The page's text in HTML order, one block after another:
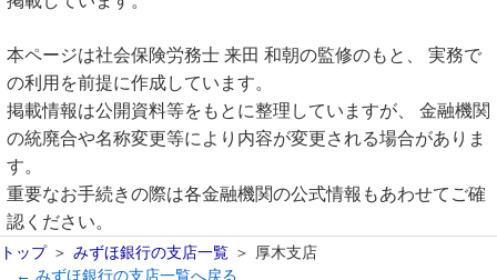
本ページは社会保険労務士 来田 和朝の監修のもと、 実務で
の利用を前提に作成しています。
掲載情報は公開資料等をもとに整理していますが、 金融機関
の統廃合や名称変更等により内容が変更される場合がありま
す。
重要なお手続きの際は各金融機関の公式情報もあわせてご確
認ください。
トップ みずほ銀行の支店一覧
厚木支店
← みずほ銀行の支店一覧へ戻る